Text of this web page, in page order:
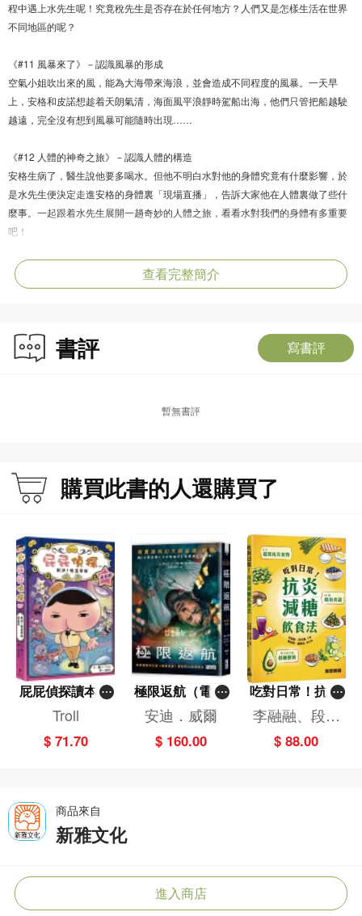
程中遇上水先生呢！究竟稅先生是否存在於任何地方？人們又是怎樣生活在世界
不同地區的呢？
《#11 風暴來了》－認識風暴的形成
空氣小姐吹出來的風，能為大海帶來海浪，並會造成不同程度的風暴。一天早
上，安格和皮諾想趁着天朗氣清，海面風平浪靜時駕船出海，他們只管把船越駛
越遠，完全沒有想到風暴可能隨時出現……
《#12 人體的神奇之旅》－認識人體的構造
安格生病了，醫生說他要多喝水。但他不明白水對他的身體究竟有什麼影響，於
是水先生便決定走進安格的身體裏「現場直播」，告訴大家他在人體裏做了些什
麼事。一起跟着水先生展開一趟奇妙的人體之旅，看看水對我們的身體有多重要
吧！
查看完整簡介
書評 寫書評
暫無書評
購買此書的人還購買了
屁屁偵探讀本(1
3)－－對決！怪
篇）
Troll
$ 71.70
極限返航（電影
書衣典藏版）
（獨家收錄作者
訪談）
安迪．威爾
$ 160.00
吃對日常！抗炎
減糖飲食法
李融融、段佳
麗,黃梨煜、顧
凱辰
$ 88.00
商品來自
新雅文化
進入商店